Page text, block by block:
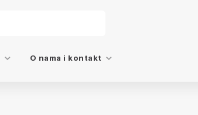
O nama i kontakt